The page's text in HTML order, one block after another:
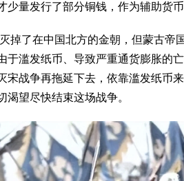
少量发行了部分铜钱，作为辅助货币
掉了在中国北方的金朝，但蒙古帝
于滥发纸币、导致严重通货膨胀的
宋战争再拖延下去，依靠滥发纸币
渴望尽快结束这场战争。